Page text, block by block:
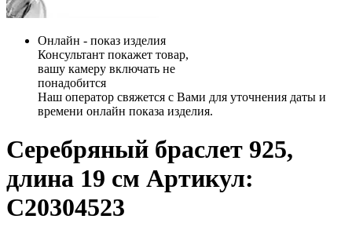
Онлайн - показ изделия
Консультант покажет товар,
вашу камеру включать не
понадобится
Наш оператор свяжется с Вами для уточнения даты и
времени онлайн показа изделия.
Серебряный браслет 925,
длина 19 см Артикул:
С20304523